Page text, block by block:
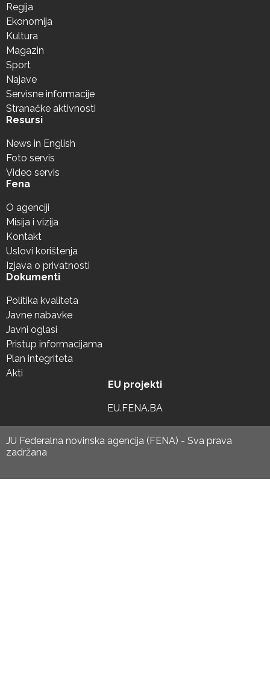
Regija
Ekonomija
Kultura
Magazin
Sport
Najave
Servisne informacije
Stranačke aktivnosti
Resursi
News in English
Foto servis
Video servis
Fena
O agenciji
Misija i vizija
Kontakt
Uslovi korištenja
Izjava o privatnosti
Dokumenti
Politika kvaliteta
Javne nabavke
Javni oglasi
Pristup informacijama
Plan integriteta
Akti
EU projekti
EU.FENA.BA
JU Federalna novinska agencija (FENA) - Sva prava
zadržana